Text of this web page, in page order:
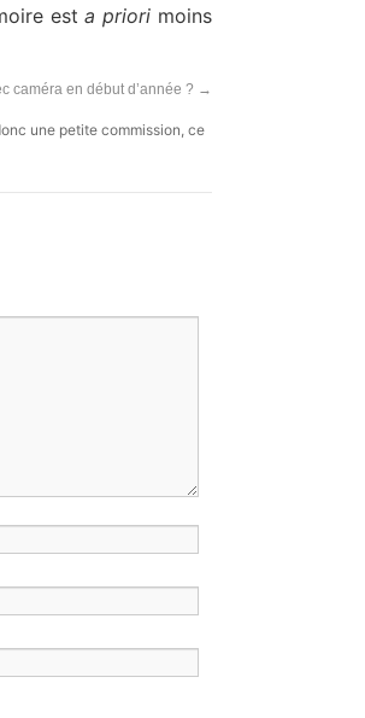
esta priori moins
caméra en début d’année ? →
une petite commission, ce